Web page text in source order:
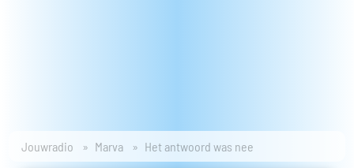
Jouwradio Marva Het antwoord was nee